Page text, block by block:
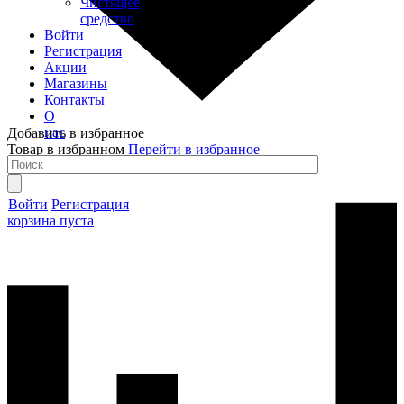
средство
Войти
Регистрация
Акции
Магазины
Контакты
О
нас
Войти Регистрация
корзина пуста
Добавить в избранное
Товар в избранном Перейти в избранное